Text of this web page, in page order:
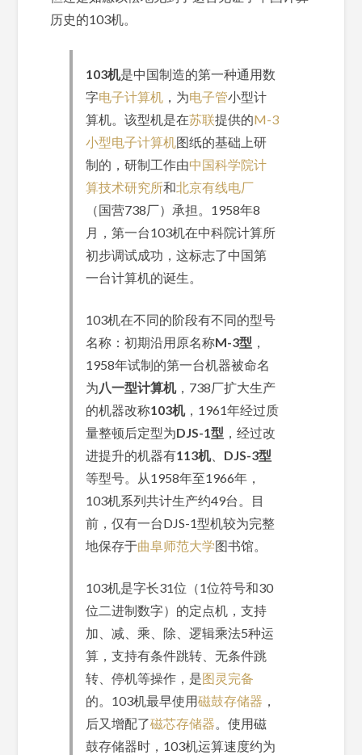
历史的103机。
103机是中国制造的第一种通用数
字电子计算机 ，为电子管小型计
算机。该型机是在苏联提供的M-3
小型电子计算机图纸的基础上研
制的，研制工作由中国科学院计
算技术研究所和北京有线电厂
（国营738厂）承担。1958年8
月，第一台103机在中科院计算所
初步调试成功，这标志了中国第
一台计算机的诞生。
103机在不同的阶段有不同的型号
名称：初期沿用原名称M-3型 ，
1958年试制的第一台机器被命名
为八一型计算机，738厂扩大生产
的机器改称103机，1961年经过质
量整顿后定型为DJS-1型 ，经过改
进提升的机器有113机、 DJS-3型
等型号。从1958年至1966年，
103机系列共计生产约49台。目
前，仅有一台DJS-1型机较为完整
地保存于曲阜师范大学图书馆。
103机是字长31位（1位符号和30
位二进制数字）的定点机，支持
加、减、乘、除、逻辑乘法5种运
算，支持有条件跳转、无条件跳
转、停机等操作，是图灵完备
的。103机最早使用磁鼓存储器 ，
后又增配了磁芯存储器。使用磁
鼓存储器时，103机运算速度约为